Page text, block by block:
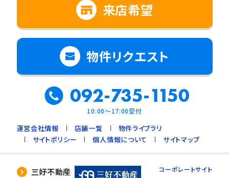
来店希望
物件リクエスト
092-735-1150
10:00～17:00受付
運営会社情報 店舗一覧
物件ライブラリ
サイトポリシー
個人情報について サイトマップ
三好不動産 コーポレートサイト